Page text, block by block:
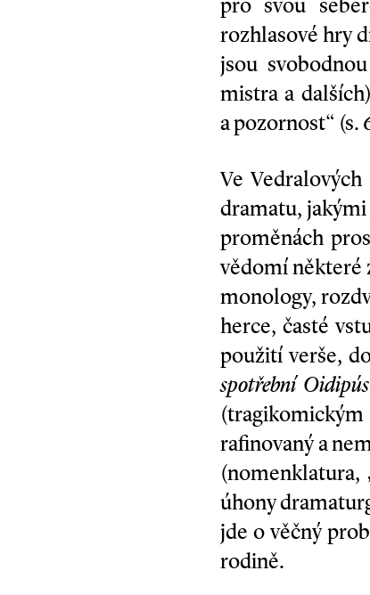
pro svou
rozhlasové hry
jsou
mistra a
a pozornost“ (s.
Ve
dramatu,
proměnách
vědomí některé
monology,
herce, časté
použití verše,
spotřební Oidipús
rafinovaný a
(nomenklatura,
úhony
jde o věčný
rodině.